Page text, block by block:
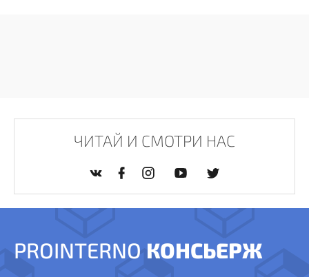
ЧИТАЙ И СМОТРИ НАС
PROINTERNO КОНСЬЕРЖ